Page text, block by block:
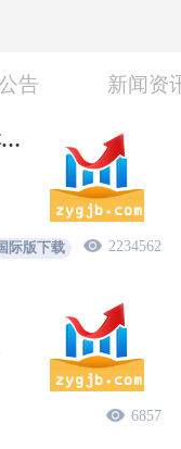
告 新闻资
际版下载 2234562
6857